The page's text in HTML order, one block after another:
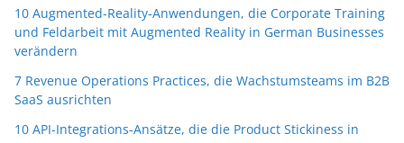
10 Augmented-Reality-Anwendungen, die Corporate Training
und Feldarbeit mit Augmented Reality in German Businesses
verändern
7 Revenue Operations Practices, die Wachstumsteams im B2B
SaaS ausrichten
10 API-Integrations-Ansätze, die die Product Stickiness in